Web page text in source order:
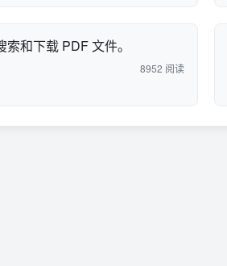
和下载 PDF 文件。
8952 阅读